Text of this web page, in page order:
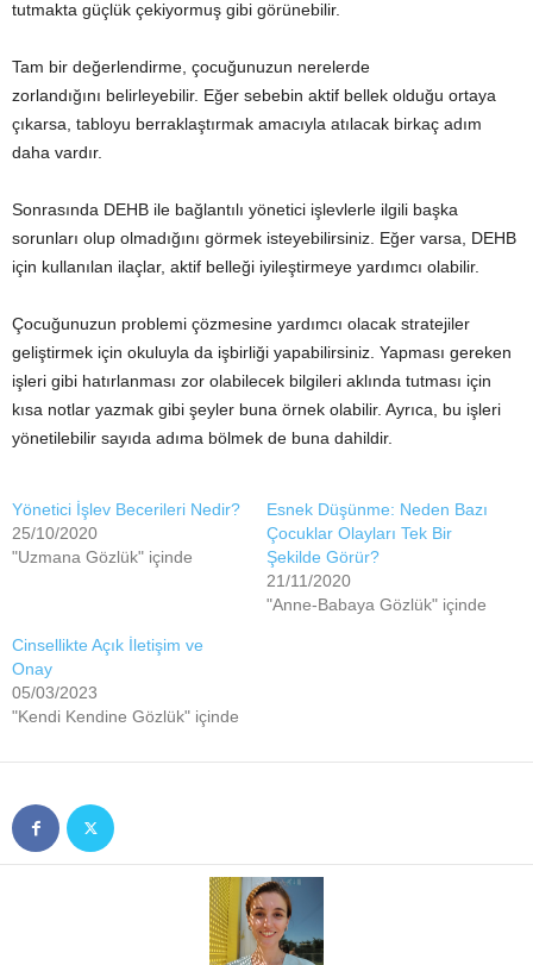
tutmakta güçlük çekiyormuş gibi görünebilir.
Tam bir değerlendirme, çocuğunuzun nerelerde
zorlandığını belirleyebilir. Eğer sebebin aktif bellek olduğu ortaya
çıkarsa, tabloyu berraklaştırmak amacıyla atılacak birkaç adım
daha vardır.
Sonrasında DEHB ile bağlantılı yönetici işlevlerle ilgili başka
sorunları olup olmadığını görmek isteyebilirsiniz. Eğer varsa, DEHB
için kullanılan ilaçlar, aktif belleği iyileştirmeye yardımcı olabilir.
Çocuğunuzun problemi çözmesine yardımcı olacak stratejiler
geliştirmek için okuluyla da işbirliği yapabilirsiniz. Yapması gereken
işleri gibi hatırlanması zor olabilecek bilgileri aklında tutması için
kısa notlar yazmak gibi şeyler buna örnek olabilir. Ayrıca, bu işleri
yönetilebilir sayıda adıma bölmek de buna dahildir.
Yönetici İşlev Becerileri Nedir?
25/10/2020
"Uzmana Gözlük" içinde
Esnek Düşünme: Neden Bazı
Çocuklar Olayları Tek Bir
Şekilde Görür?
21/11/2020
"Anne-Babaya Gözlük" içinde
Cinsellikte Açık İletişim ve
Onay
05/03/2023
"Kendi Kendine Gözlük" içinde